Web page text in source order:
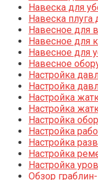
Навеска для
Навеска плуга
Навесное для
Навесное для
Навесное для
Навесное
Настройка
Настройка
Настройка
Настройка
Настройка
Настройка
Настройка
Настройка
Настройка
Обзор